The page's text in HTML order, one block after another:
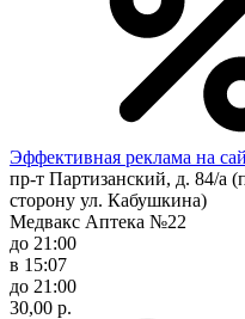
Эффективная реклама на
пр-т Партизанский, д. 84/а
сторону ул. Кабушкина)
Медвакс Аптека №22
до 21:00
в 15:07
до 21:00
30,00 р.